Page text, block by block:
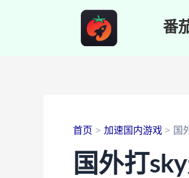
番
首页 加速国内游戏 国
国外打